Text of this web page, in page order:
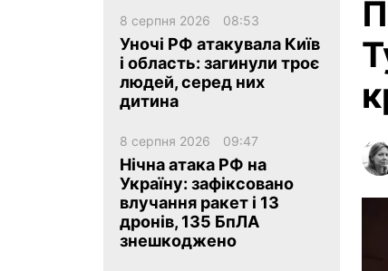
8 серпня 2026 08:53
Уночі РФ атакувала Київ
і область: загинули троє
людей, серед них
дитина
8 серпня 2026 09:47
Нічна атака РФ на
Україну: зафіксовано
влучання ракет і 13
дронів, 135 БпЛА
знешкоджено